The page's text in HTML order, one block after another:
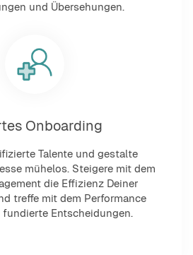
und Übersehungen.
Onboarding
Talente und gestalte
mühelos. Steigere mit dem
die Effizienz Deiner
treffe mit dem Performance
fundierte Entscheidungen.